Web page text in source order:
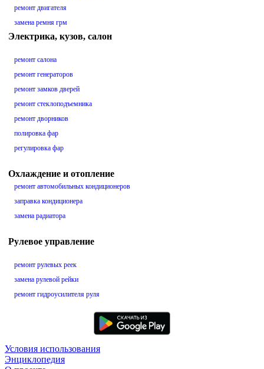
ремонт двигателя
замена ремня грм
Электрика, кузов, салон
ремонт салона
ремонт генераторов
ремонт замков дверей
ремонт стеклоподъемника
ремонт дворников
полировка фар
регулировка фар
Охлаждение и отопление
ремонт автомобильных кондиционеров
заправка кондиционера
замена радиатора
Рулевое управление
ремонт рулевых реек
замена рулевой рейки
ремонт гидроусилителя руля
Условия использования
Энциклопедия